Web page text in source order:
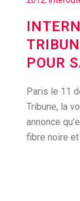
POUR
Paris le 11
Tribune, la
annonce
fibre noire et